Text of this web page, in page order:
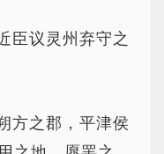
臣议灵州弃守之
方之郡，平津侯